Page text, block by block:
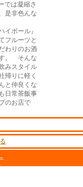
では凝縮さ
是非色んな
イボール』
フルーツと
わりのお酒
。 そんな
みスタイル
帰りに軽く
と仲良くな
日常茶飯事
のお店で